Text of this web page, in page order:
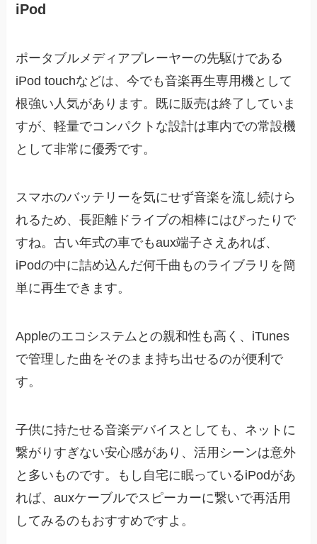
iPod
ポータブルメディアプレーヤーの先駆けである
iPod touchなどは、今でも音楽再生専用機として
根強い人気があります。既に販売は終了していま
すが、軽量でコンパクトな設計は車内での常設機
として非常に優秀です。
スマホのバッテリーを気にせず音楽を流し続けら
れるため、長距離ドライブの相棒にはぴったりで
すね。古い年式の車でもaux端子さえあれば、
iPodの中に詰め込んだ何千曲ものライブラリを簡
単に再生できます。
Appleのエコシステムとの親和性も高く、iTunes
で管理した曲をそのまま持ち出せるのが便利で
す。
子供に持たせる音楽デバイスとしても、ネットに
繋がりすぎない安心感があり、活用シーンは意外
と多いものです。もし自宅に眠っているiPodがあ
れば、auxケーブルでスピーカーに繋いで再活用
してみるのもおすすめですよ。